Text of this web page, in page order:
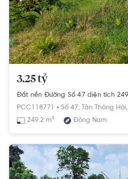
3.25 tỷ
PCC118771 • Số 47, Tân Thông Hội,
249.2 m²
Đông Nam